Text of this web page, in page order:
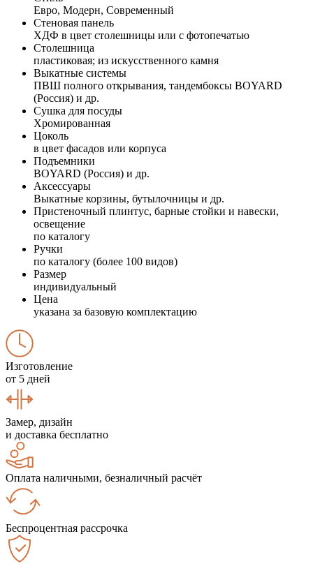
Евро, Модерн, Современный
Стеновая панель
ХДФ в цвет столешницы или с фотопечатью
Столешница
пластиковая; из искусственного камня
Выкатные системы
ПВШ полного открывания, тандембоксы BOYARD
(Россия) и др.
Сушка для посуды
Хромированная
Цоколь
в цвет фасадов или корпуса
Подъемники
BOYARD (Россия) и др.
Аксессуары
Выкатные корзины, бутылочницы и др.
Пристеночный плинтус, барные стойки и навески,
освещение
по каталогу
Ручки
по каталогу (более 100 видов)
Размер
индивидуальный
Цена
указана за базовую комплектацию
Изготовление
от 5 дней
Замер, дизайн
и доставка бесплатно
Оплата наличными, безналичный расчёт
Беспроцентная рассрочка